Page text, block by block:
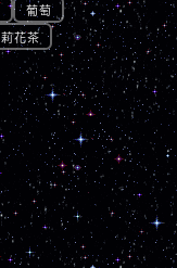
葡萄
花茶